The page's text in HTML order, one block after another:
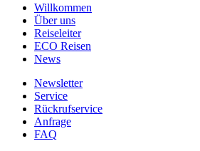
Willkommen
Über uns
Reiseleiter
ECO Reisen
News
Newsletter
Service
Rückrufservice
Anfrage
FAQ